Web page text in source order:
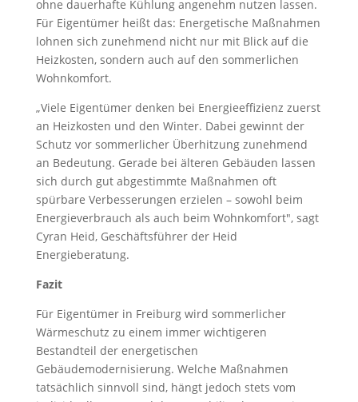
ohne dauerhafte Kühlung angenehm nutzen lassen.
Für Eigentümer heißt das: Energetische Maßnahmen
lohnen sich zunehmend nicht nur mit Blick auf die
Heizkosten, sondern auch auf den sommerlichen
Wohnkomfort.
„Viele Eigentümer denken bei Energieeffizienz zuerst
an Heizkosten und den Winter. Dabei gewinnt der
Schutz vor sommerlicher Überhitzung zunehmend
an Bedeutung. Gerade bei älteren Gebäuden lassen
sich durch gut abgestimmte Maßnahmen oft
spürbare Verbesserungen erzielen – sowohl beim
Energieverbrauch als auch beim Wohnkomfort", sagt
Cyran Heid, Geschäftsführer der Heid
Energieberatung.
Fazit
Für Eigentümer in Freiburg wird sommerlicher
Wärmeschutz zu einem immer wichtigeren
Bestandteil der energetischen
Gebäudemodernisierung. Welche Maßnahmen
tatsächlich sinnvoll sind, hängt jedoch stets vom